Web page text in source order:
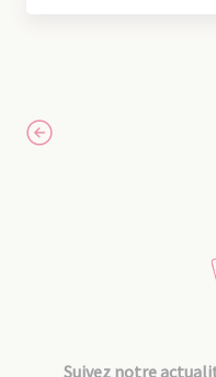
Suivez notre